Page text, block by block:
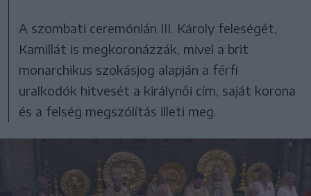
A szombati ceremónián III. Károly feleségét,
Kamillát is megkoronázzák, mivel a brit
monarchikus szokásjog alapján a férfi
uralkodók hitvesét a királynői cím, saját korona
és a felség megszólítás illeti meg.